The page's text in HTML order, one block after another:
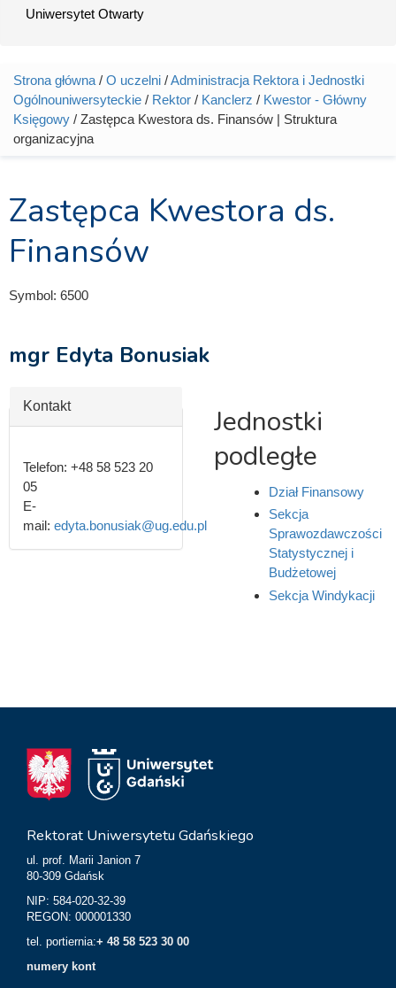
Uniwersytet Otwarty
Jesteś tutaj
Strona główna / O uczelni /Administracja Rektora i Jednostki
Ogólnouniwersyteckie / Rektor / Kanclerz / Kwestor - Główny
Księgowy / Zastępca Kwestora ds. Finansów | Struktura
organizacyjna
Zastępca Kwestora ds.
Finansów
Symbol: 6500
mgr Edyta Bonusiak
Ukryj
Kontakt
Telefon: +48 58 523 20
05
E-
mail: edyta.bonusiak@ug.edu.pl
Jednostki
podległe
Dział Finansowy
Sekcja
Sprawozdawczości
Statystycznej i
Budżetowej
Sekcja Windykacji
Rektorat Uniwersytetu Gdańskiego
ul. prof. Marii Janion 7
80-309 Gdańsk
NIP: 584-020-32-39
REGON: 000001330
tel. portiernia:+ 48 58 523 30 00
numery kont